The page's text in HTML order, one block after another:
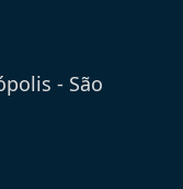
- São